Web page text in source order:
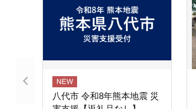
八代市 令和8年熊本地震 災